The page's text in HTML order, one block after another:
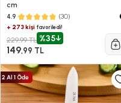
cm
4.9 (30)
+ 273 kişi favoriledi!
229,99 TL %35
149,99 TL